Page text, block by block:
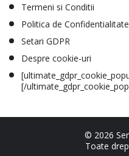
Termeni si Conditii
Politica de Confidentialitate
Setari GDPR
Despre cookie-uri
[/
© 2026
Toate